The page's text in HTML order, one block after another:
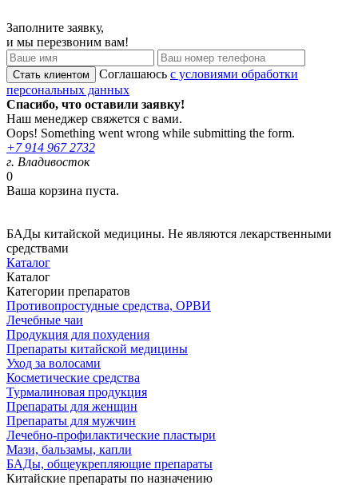
Заполните заявку,
и мы перезвоним вам!
Соглашаюсь с условиями обработки
персональных данных
Спасибо, что оставили заявку!
Наш менеджер свяжется с вами.
Oops! Something went wrong while submitting the form.
+7 914 967 2732
г. Владивосток
0
Ваша корзина пуста.
БАДы китайской медицины. Не являются лекарственными
средствами
Каталог
Каталог
Категории препаратов
Противопростудные средства, ОРВИ
Лечебные чаи
Продукция для похудения
Препараты китайской медицины
Уход за волосами
Косметические средства
Турмалиновая продукция
Препараты для женщин
Препараты для мужчин
Лечебно-профилактические пластыри
Мази, бальзамы, капли
БАДы, общеукрепляющие препараты
Китайские препараты по назначению